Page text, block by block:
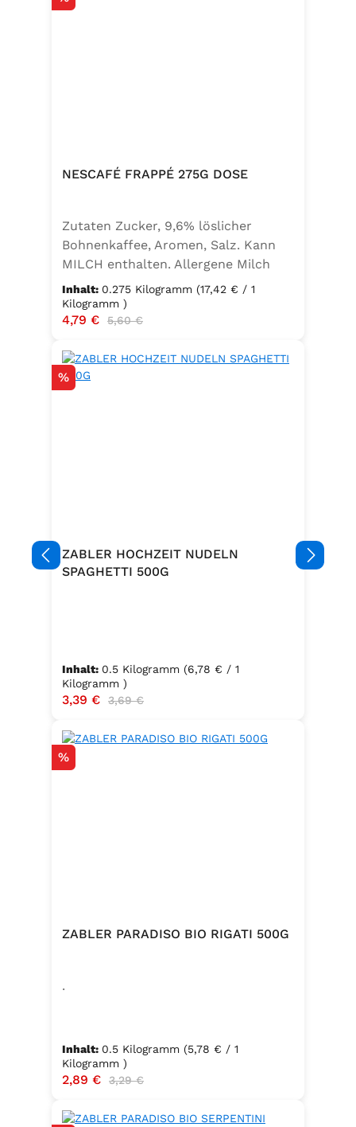
NESCAFÉ FRAPPÉ 275G DOSE
Zutaten Zucker, 9,6% löslicher
Bohnenkaffee, Aromen, Salz. Kann
MILCH enthalten. Allergene Milch
und daraus gewonnene Erzeugnisse
Inhalt: 0.275 Kilogramm (17,42 € / 1
Kilogramm )
Verkaufspreis:
4,79 € Regulärer Preis:
5,60 €
Rabatt
%
ZABLER HOCHZEIT NUDELN
SPAGHETTI 500G
Inhalt: 0.5 Kilogramm (6,78 € / 1
Kilogramm )
Verkaufspreis:
3,39 € Regulärer Preis:
3,69 €
Rabatt
%
ZABLER PARADISO BIO RIGATI 500G
.
Inhalt: 0.5 Kilogramm (5,78 € / 1
Kilogramm )
Verkaufspreis:
2,89 € Regulärer Preis:
3,29 €